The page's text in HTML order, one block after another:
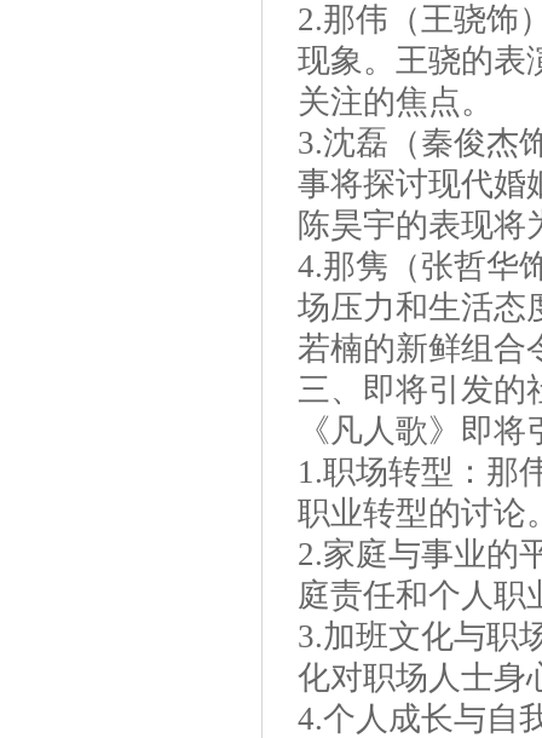
2.那伟（王骁饰
现象。王骁的表
关注的焦点。
3.沈磊（秦俊杰
事将探讨现代婚
陈昊宇的表现将
4.那隽（张哲华
场压力和生活态
若楠的新鲜组合
三、即将引发的
《凡人歌》即
1.职场转型：那
职业转型的讨论
2.家庭与事业的
庭责任和个人职
3.加班文化与职
化对职场人士身
4.个人成长与自